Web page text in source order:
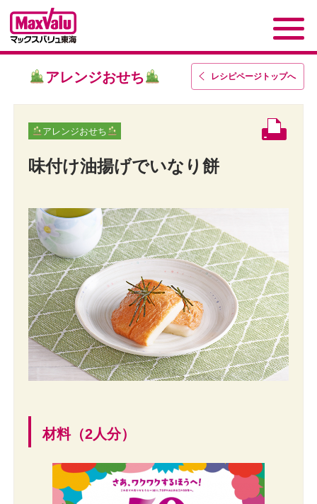
レシピページトップへ
アレンジおせち
アレンジおせち
味付け油揚げでいなり餅
材料（2人分）